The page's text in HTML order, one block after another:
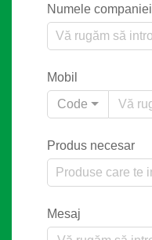
Numele companiei
Mobil
Code
Produs necesar
Mesaj